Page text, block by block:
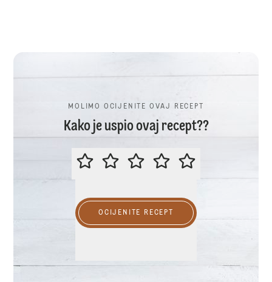
MOLIMO OCIJENITE OVAJ RECEPT
Kako je uspio ovaj recept??
MOLIMO OCIJENITE OVAJ
OCIJENITE RECEPT